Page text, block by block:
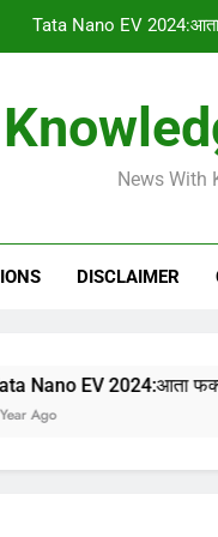
Tata Nano EV
gharkul
HSC
News With
DISCLAIMER
फक्त 1 लाख रुपये